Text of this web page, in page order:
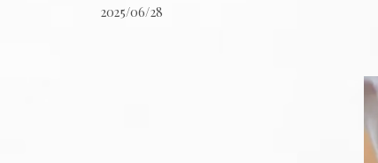
2025/06/28